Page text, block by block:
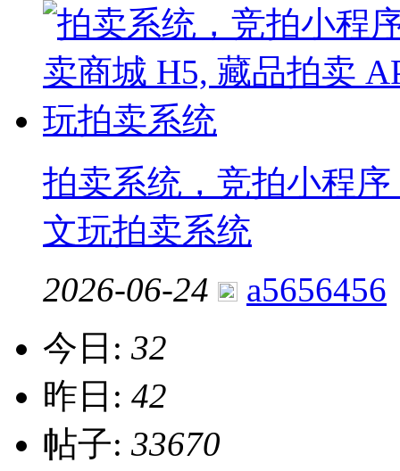
拍卖系统，竞拍小程
文玩拍卖系统
2026-06-24
a5656456
今日: 32
昨日: 42
帖子: 33670